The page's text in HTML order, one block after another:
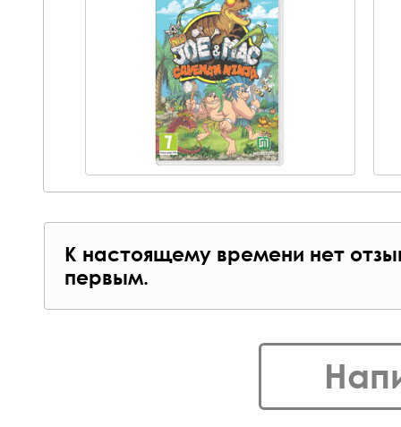
К настоящему времени нет
первым.